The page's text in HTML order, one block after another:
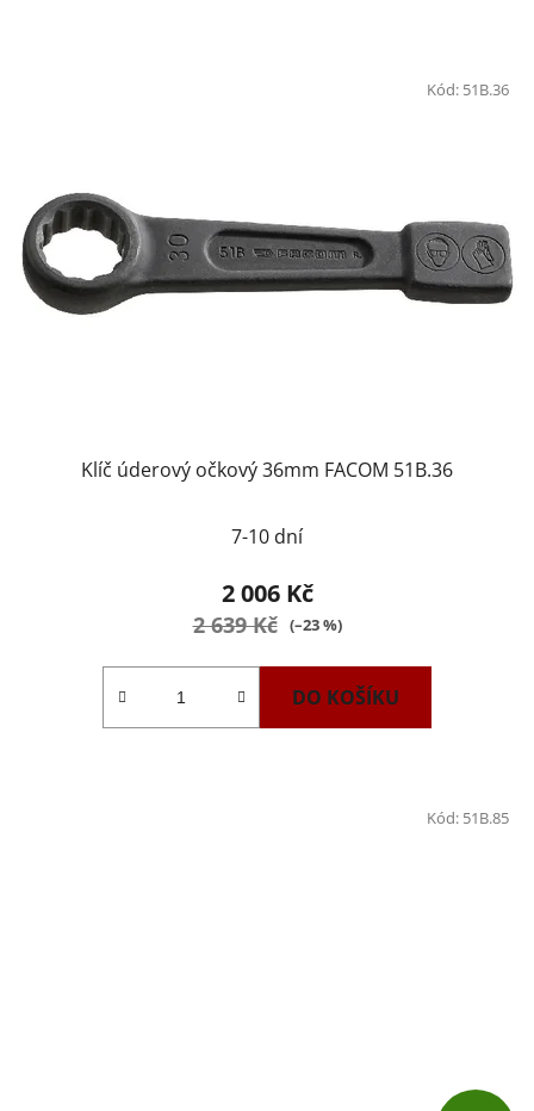
Klíč úderový očkový 36mm FACOM 51B.36
7-10 dní
2 006 Kč
2 639 Kč (–23 %)
DO KOŠÍKU
Kód: 51B.36
Kód: 51B.85